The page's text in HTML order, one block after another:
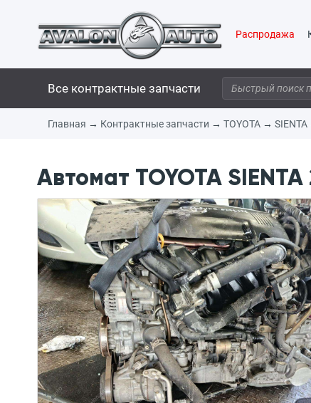
Распродажа
Все контрактные запчасти
Главная → Контрактные запчасти → TOYOTA → SIENTA
Автомат TOYOTA SIENTA